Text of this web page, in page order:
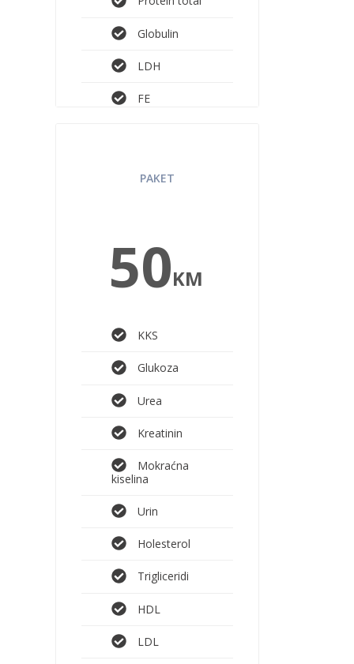
Globulin
LDH
FE
PAKET
50KM
KKS
Glukoza
Urea
Kreatinin
Mokraćna
kiselina
Urin
Holesterol
Trigliceridi
HDL
LDL